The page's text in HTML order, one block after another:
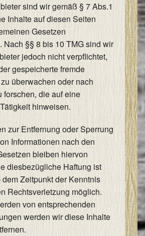
sind wir gemäß § 7 Abs.1
Inhalte auf diesen Seiten
Gesetzen
Nach §§ 8 bis 10 TMG sind wir
jedoch nicht verpflichtet,
gespeicherte fremde
überwachen oder nach
forschen, die auf eine
hinweisen.
zur Entfernung oder Sperrung
Informationen nach den
bleiben hiervon
diesbezügliche Haftung ist
Zeitpunkt der Kenntnis
Rechtsverletzung möglich.
von entsprechenden
werden wir diese Inhalte